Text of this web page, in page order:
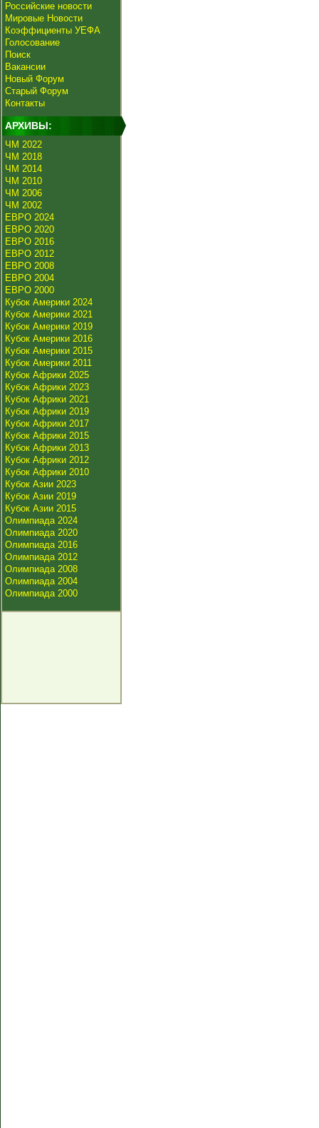
Российские новости
Мировые Новости
Коэффициенты УЕФА
Голосование
Поиск
Вакансии
Новый Форум
Старый Форум
Контакты
АРХИВЫ:
ЧМ 2022
ЧМ 2018
ЧМ 2014
ЧМ 2010
ЧМ 2006
ЧМ 2002
ЕВРО 2024
ЕВРО 2020
ЕВРО 2016
ЕВРО 2012
ЕВРО 2008
ЕВРО 2004
ЕВРО 2000
Кубок Америки 2024
Кубок Америки 2021
Кубок Америки 2019
Кубок Америки 2016
Кубок Америки 2015
Кубок Америки 2011
Кубок Африки 2025
Кубок Африки 2023
Кубок Африки 2021
Кубок Африки 2019
Кубок Африки 2017
Кубок Африки 2015
Кубок Африки 2013
Кубок Африки 2012
Кубок Африки 2010
Кубок Азии 2023
Кубок Азии 2019
Кубок Азии 2015
Олимпиада 2024
Олимпиада 2020
Олимпиада 2016
Олимпиада 2012
Олимпиада 2008
Олимпиада 2004
Олимпиада 2000